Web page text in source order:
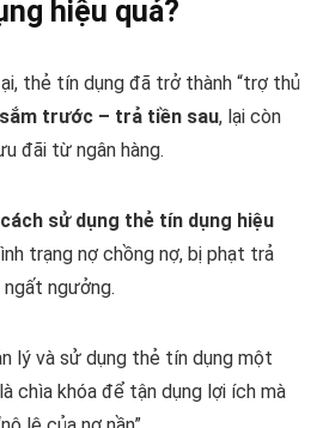
hiệu quả?
thẻ tín dụng đã trở thành “trợ thủ
trước – trả tiền sau, lại còn
đãi từ ngân hàng.
sử dụng thẻ tín dụng hiệu
trạng nợ chồng nợ, bị phạt trả
ngưởng.
lý và sử dụng thẻ tín dụng một
chìa khóa để tận dụng lợi ích mà